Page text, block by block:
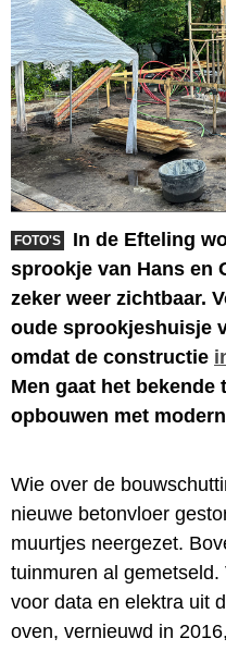
FOTO'S
In de Efteling
sprookje van Hans en
zeker weer zichtbaar.
oude sprookjeshuisje
omdat de constructie
Men gaat het bekende
opbouwen met
Wie over de
nieuwe betonvloer
muurtjes neergezet.
tuinmuren al
voor data en elektra uit
oven, vernieuwd in